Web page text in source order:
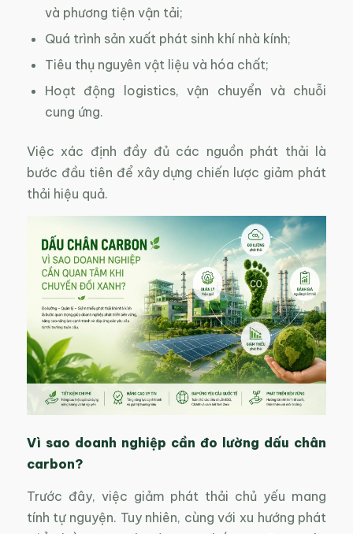
và phương tiện vận tải;
Quá trình sản xuất phát sinh khí nhà kính;
Tiêu thụ nguyên vật liệu và hóa chất;
Hoạt động logistics, vận chuyển và chuỗi
cung ứng.
Việc xác định đầy đủ các nguồn phát thải là
bước đầu tiên để xây dựng chiến lược giảm phát
thải hiệu quả.
Vì sao doanh nghiệp cần đo lường dấu chân
carbon?
Trước đây, việc giảm phát thải chủ yếu mang
tính tự nguyện. Tuy nhiên, cùng với xu hướng phát